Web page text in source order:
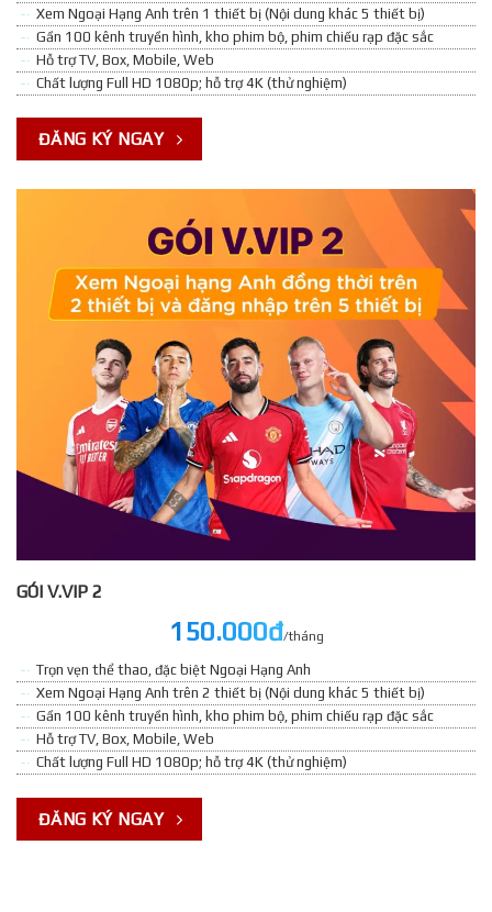
Xem Ngoại Hạng Anh trên 1 thiết bị (Nội dung khác 5 thiết bị)
Gần 100 kênh truyền hình, kho phim bộ, phim chiếu rạp đặc sắc
Hỗ trợ TV, Box, Mobile, Web
Chất lượng Full HD 1080p; hỗ trợ 4K (thử nghiệm)
ĐĂNG KÝ NGAY
GÓI V.VIP 2
150.000đ/tháng
Trọn vẹn thể thao, đặc biệt Ngoại Hạng Anh
Xem Ngoại Hạng Anh trên 2 thiết bị (Nội dung khác 5 thiết bị)
Gần 100 kênh truyền hình, kho phim bộ, phim chiếu rạp đặc sắc
Hỗ trợ TV, Box, Mobile, Web
Chất lượng Full HD 1080p; hỗ trợ 4K (thử nghiệm)
ĐĂNG KÝ NGAY